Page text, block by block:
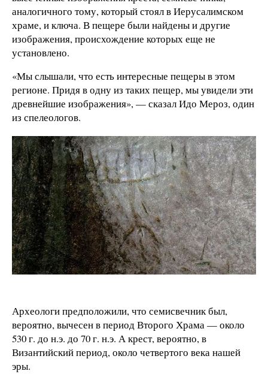
аналогичного тому, который стоял в Иерусалимском
храме, и ключа. В пещере были найдены и другие
изображения, происхождение которых еще не
установлено.
«Мы слышали, что есть интересные пещеры в этом
регионе. Придя в одну из таких пещер, мы увидели эти
древнейшие изображения», — сказал Идо Мероз, один
из спелеологов.
Археологи предположили, что семисвечник был,
вероятно, вычесен в период Второго Храма — около
530 г. до н.э. до 70 г. н.э. А крест, вероятно, в
Византийский период, около четвертого века нашей
эры.